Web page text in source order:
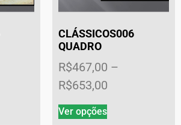
CLÁSSICOS006
QUADRO
R$467,00 –
R$653,00
Ver opções